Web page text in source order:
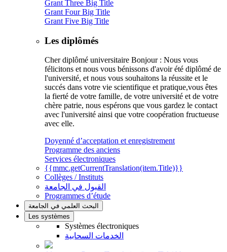
Grant Three Big Title
Grant Four Big Title
Grant Five Big Title
Les diplômés
Cher diplômé universitaire Bonjour : Nous vous
félicitons et nous vous bénissons d'avoir été diplômé de
l'université, et nous vous souhaitons la réussite et le
succés dans votre vie scientifique et pratique,vous êtes
la fierté de votre famille, de votre université et de votre
chère patrie, nous espérons que vous gardez le contact
avec l'université ainsi que votre coopération fructueuse
avec elle.
Doyenné d’acceptation et enregistrement
Programme des anciens
Services électroniques
{{mmc.getCurrentTranslation(item.Title)}}
Collèges / Instituts
القبول في الجامعة
Programmes d’étude
البحث العلمي في الجامعة
Les systèmes
Systèmes électroniques
الخدمات السحابية